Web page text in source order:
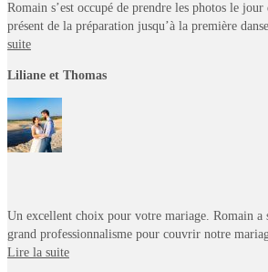
Romain s’est occupé de prendre les photos le
présent de la préparation jusqu’à la première
suite
Liliane et Thomas
Un excellent choix pour votre mariage. Romain a
grand professionnalisme pour couvrir notre
Lire la suite